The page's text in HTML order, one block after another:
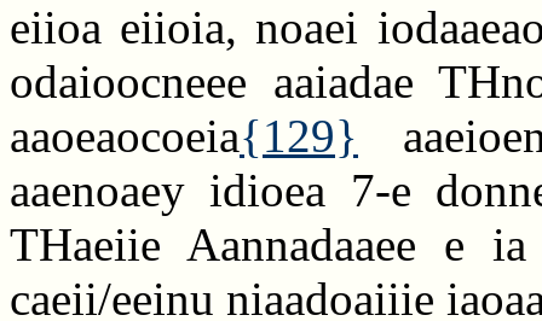
eiioa eiioia, noaei
odaioocneee aaiadae
aaoeaocoeia{129}
aaenoaey idioea 7-e
THaeiie Aannadaaee e
caeii/eeinu niaadoaiiie